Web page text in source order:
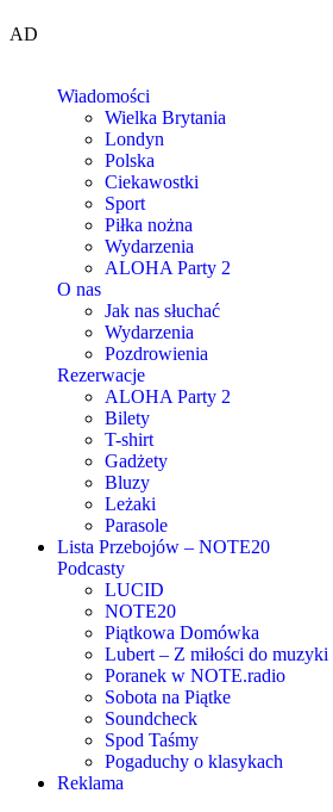
AD
Wiadomości
Wielka Brytania
Londyn
Polska
Ciekawostki
Sport
Piłka nożna
Wydarzenia
ALOHA Party 2
O nas
Jak nas słuchać
Wydarzenia
Pozdrowienia
Rezerwacje
ALOHA Party 2
Bilety
T-shirt
Gadżety
Bluzy
Leżaki
Parasole
Lista Przebojów – NOTE20
Podcasty
LUCID
NOTE20
Piątkowa Domówka
Lubert – Z miłości do muzyki
Poranek w NOTE.radio
Sobota na Piątke
Soundcheck
Spod Taśmy
Pogaduchy o klasykach
Reklama